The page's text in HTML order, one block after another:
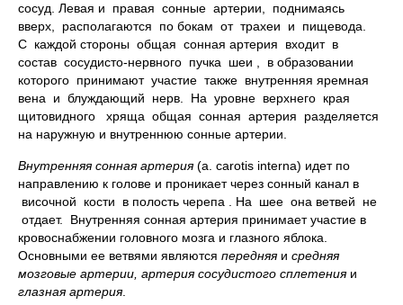
сосуд. Левая и правая сонные артерии, поднимаясь
вверх, располагаются по бокам от трахеи и пищевода.
С каждой стороны общая сонная артерия входит в
состав сосудисто-нервного пучка шеи , в образовании
которого принимают участие также внутренняя яремная
вена и блуждающий нерв. На уровне верхнего края
щитовидного хряща общая сонная артерия разделяется
на наружную и внутреннюю сонные артерии.
Внутренняя сонная артерия(а. carotis interna) идет по
направлению к голове и проникает через сонный канал в
височной кости в полость черепа . На шее она ветвей не
отдает. Внутренняя сонная артерия принимает участие в
кровоснабжении головного мозга и глазного яблока.
Основными ее ветвями являются передняя и средняя
мозговые артерии, артерия сосудистого сплетения и
глазная артерия.